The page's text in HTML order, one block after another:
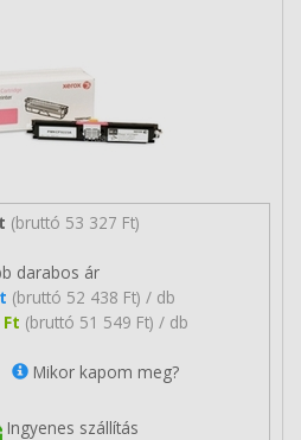
(bruttó 53 327 Ft)
darabos ár
(bruttó 52 438 Ft) / db
Ft (bruttó 51 549 Ft) / db
Mikor kapom meg?
Ingyenes szállítás